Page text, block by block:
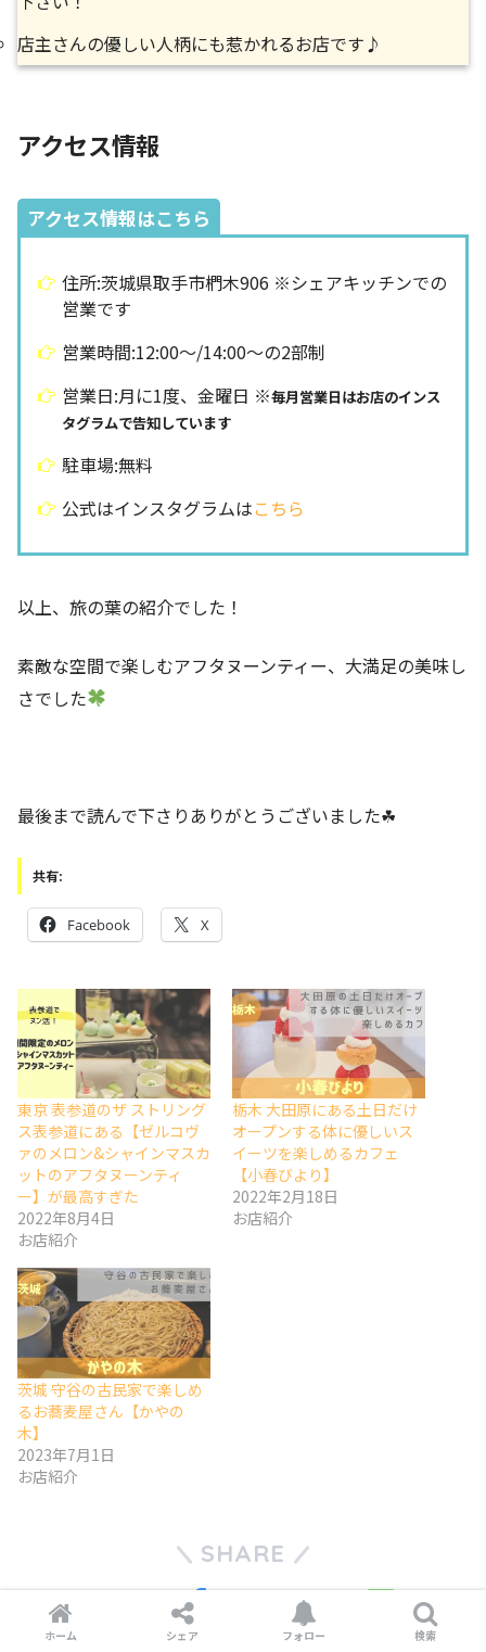
店主さんの優しい人柄にも惹かれるお店です♪
アクセス情報
アクセス情報はこちら
住所:茨城県取手市椚木906 ※シェアキッチンでの
営業です
営業時間:12:00～/14:00～の2部制
営業日:月に1度、金曜日 ※毎月営業日はお店のインス
タグラムで告知しています
駐車場:無料
公式はインスタグラムはこちら
以上、旅の葉の紹介でした！
素敵な空間で楽しむアフタヌーンティー、大満足の美味し
さでした
最後まで読んで下さりありがとうございました☘
共有:
Facebook X
東京 表参道のザ ストリング
ス表参道にある【ゼルコヴ
ァのメロン&シャインマスカ
ットのアフタヌーンティ
ー】が最高すぎた
2022年8月4日
お店紹介
栃木 大田原にある土日だけ
オープンする体に優しいス
イーツを楽しめるカフェ
【小春びより】
2022年2月18日
お店紹介
茨城 守谷の古民家で楽しめ
るお蕎麦屋さん【かやの
木】
2023年7月1日
お店紹介
SHARE
シェア はてブ
ホーム シェア フォロー 検索